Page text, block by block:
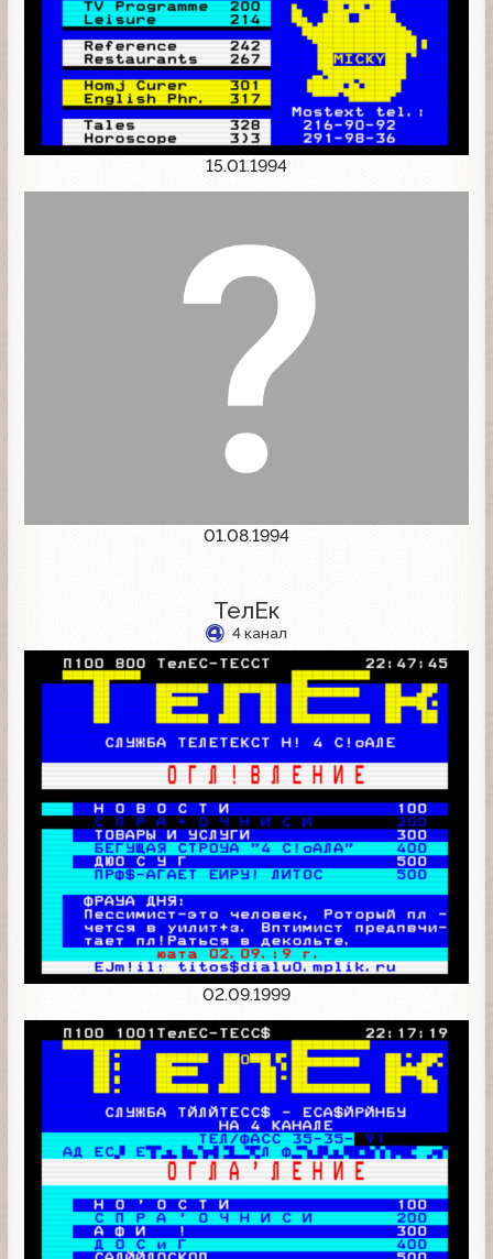
15.01.1994
01.08.1994
ТелЕк
4 канал
02.09.1999